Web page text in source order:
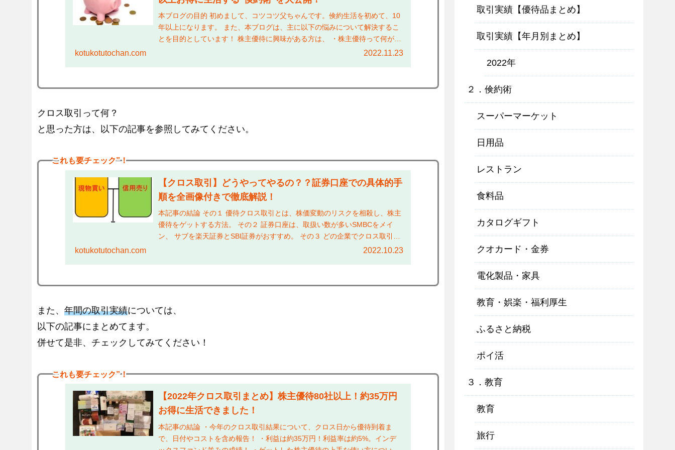
本ブログの目的 初めまして、コツコツ父ちゃんです。倹約生活を初めて、10
年以上になります。 また、本ブログは、主に以下の悩みについて解決するこ
とを目的としています！ 株主優待に興味がある方は、 ・株主優待って何がも
kotukotutochan.com 2022.11.23
クロス取引って何？
と思った方は、以下の記事を参照してみてください。
これも要チェック”！
【クロス取引】どうやってやるの？？証券口座での具体的手
順を全画像付きで徹底解説！
本記事の結論 その１ 優待クロス取引とは、株価変動のリスクを相殺し、株主
優待をゲットする方法。 その２ 証券口座は、取扱い数が多いSMBCをメイ
ン、 サブを楽天証券とSBI証券がおすすめ。 その３ どの企業でクロス取引す
kotukotutochan.com 2022.10.23
また、 年間の取引実績については、
以下の記事にまとめてます。
併せて是非、チェックしてみてください！
これも要チェック”！
【2022年クロス取引まとめ】株主優待80社以上！約35万円
お得に生活できました！
本記事の結論 ・今年のクロス取引結果について、クロス日から優待到着ま
で、日付やコストを含め報告！ ・利益は約35万円！利益率は約5%。インデ
取引実績【優待品まとめ】
取引実績【年月別まとめ】
2022年
２．倹約術
スーパーマーケット
日用品
レストラン
食料品
カタログギフト
クオカード・金券
電化製品・家具
教育・娯楽・福利厚生
ふるさと納税
ポイ活
３．教育
教育
旅行